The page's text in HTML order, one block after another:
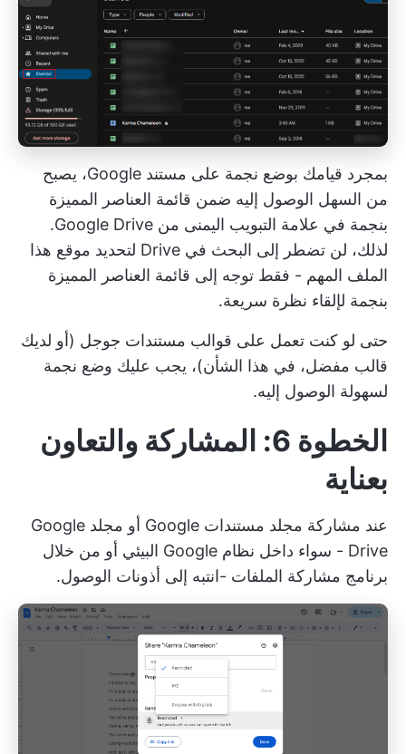
بمجرد قيامك بوضع نجمة على مستند Google، يصبح
من السهل الوصول إليه ضمن قائمة العناصر المميزة
بنجمة في علامة التبويب اليمنى من Google Drive.
لذلك، لن تضطر إلى البحث في Drive لتحديد موقع هذا
الملف المهم - فقط توجه إلى قائمة العناصر المميزة
بنجمة لإلقاء نظرة سريعة.
حتى لو كنت تعمل على قوالب مستندات جوجل (أو لديك
قالب مفضل، في هذا الشأن)، يجب عليك وضع نجمة
لسهولة الوصول إليه.
الخطوة 6: المشاركة والتعاون
بعناية
عند مشاركة مجلد مستندات Google أو مجلد Google
Drive - سواء داخل نظام Google البيئي أو من خلال
برنامج مشاركة الملفات -انتبه إلى أذونات الوصول.